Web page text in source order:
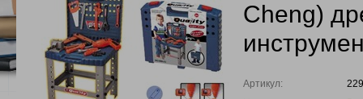
Cheng)
Артикул: